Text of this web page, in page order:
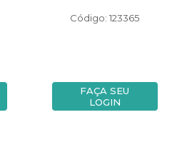
Código: 123365
FAÇA SEU
LOGIN